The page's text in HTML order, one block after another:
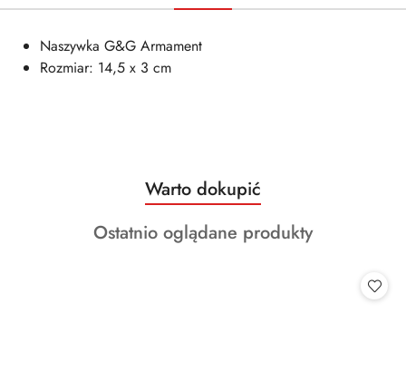
Naszywka G&G Armament
Rozmiar: 14,5 x 3 cm
Pomiń karuzelę produktów
Produkty
o
statusie:
Warto dokupić
Produkty
Ostatnio oglądane produkty